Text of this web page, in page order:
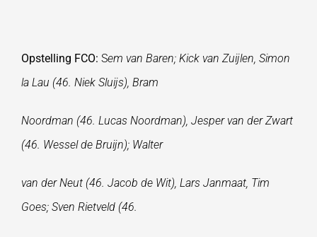
Opstelling FCO: Sem van Baren; Kick van Zuijlen, Simon
la Lau (46. Niek Sluijs), Bram
Noordman (46. Lucas Noordman), Jesper van der Zwart
(46. Wessel de Bruijn); Walter
van der Neut (46. Jacob de Wit), Lars Janmaat, Tim
Goes; Sven Rietveld (46.